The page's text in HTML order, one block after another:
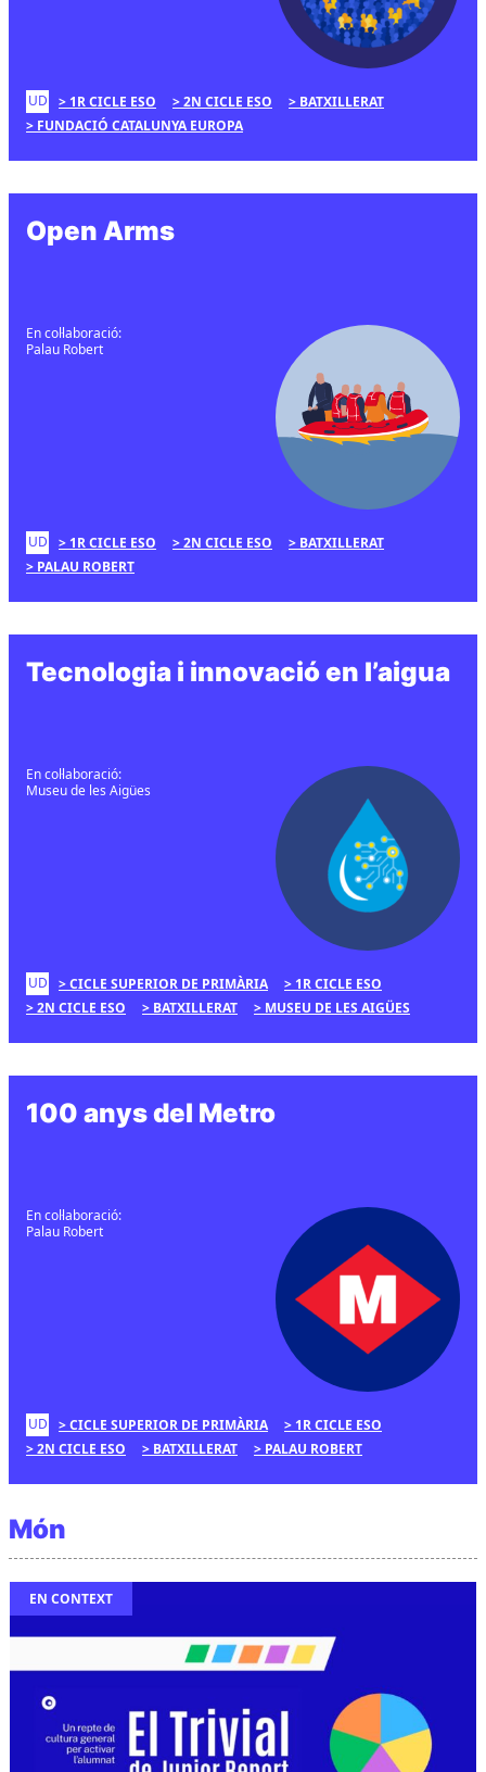
UD 1R CICLE ESO 2N CICLE ESO
BATXILLERAT
FUNDACIÓ CATALUNYA EUROPA
Open Arms
En col·laboració:
Palau Robert
UD 1R CICLE ESO 2N CICLE ESO
BATXILLERAT
PALAU ROBERT
Tecnologia i innovació en l’aigua
En col·laboració:
Museu de les Aigües
UD CICLE SUPERIOR DE PRIMÀRIA
1R CICLE ESO
2N CICLE ESO
BATXILLERAT MUSEU DE LES AIGÜES
100 anys del Metro
En col·laboració:
Palau Robert
UD CICLE SUPERIOR DE PRIMÀRIA
1R CICLE ESO
2N CICLE ESO
BATXILLERAT PALAU ROBERT
Món
EN CONTEXT